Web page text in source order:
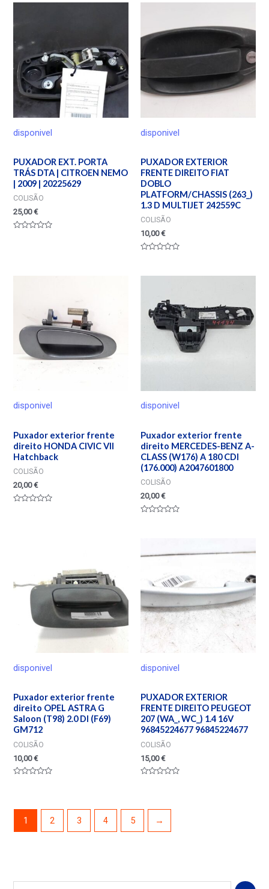
5
disponivel
PUXADOR EXT. PORTA
TRÁS DTA | CITROEN NEMO
| 2009 | 20225629
COLISÃO
25,00€
disponivel
PUXADOR EXTERIOR
FRENTE DIREITO FIAT
DOBLO
PLATFORM/CHASSIS (263_)
1.3 D MULTIJET 242559C
COLISÃO
10,00€
disponivel
Puxador exterior frente
direito HONDA CIVIC VII
Hatchback
COLISÃO
20,00€
disponivel
Puxador exterior frente
direito MERCEDES-BENZ A-
CLASS (W176) A 180 CDI
(176.000) A2047601800
COLISÃO
20,00€
disponivel
Puxador exterior frente
direito OPEL ASTRA G
Saloon (T98) 2.0 DI (F69)
GM712
COLISÃO
10,00€
5
disponivel
PUXADOR EXTERIOR
FRENTE DIREITO PEUGEOT
207 (WA_, WC_) 1.4 16V
96845224677 96845224677
COLISÃO
15,00€
5
1 2 3 4 5 →